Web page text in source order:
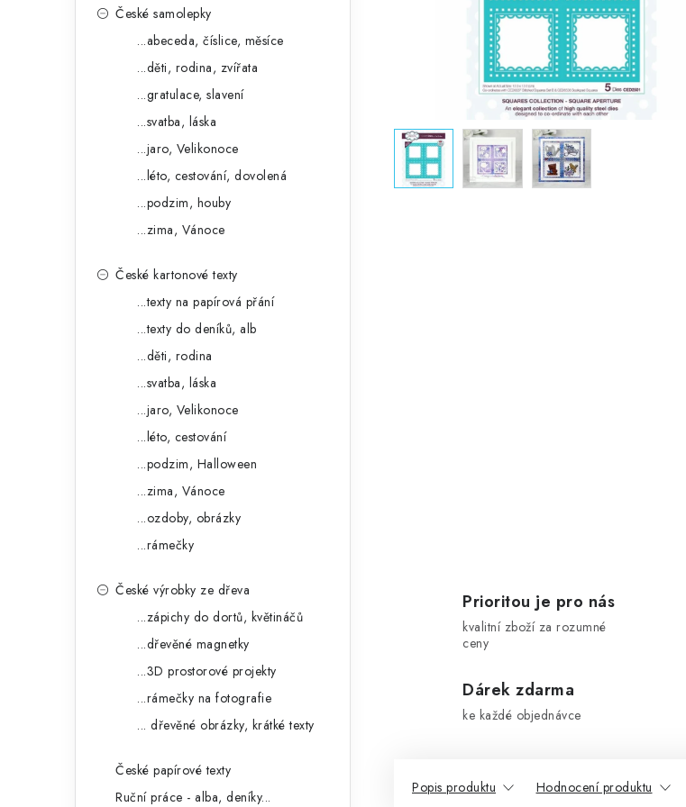
České samolepky
...abeceda, číslice, měsíce
...děti, rodina, zvířata
...gratulace, slavení
...svatba, láska
...jaro, Velikonoce
...léto, cestování, dovolená
...podzim, houby
...zima, Vánoce
České kartonové texty
...texty na papírová přání
...texty do deníků, alb
...děti, rodina
...svatba, láska
...jaro, Velikonoce
...léto, cestování
...podzim, Halloween
...zima, Vánoce
...ozdoby, obrázky
...rámečky
České výrobky ze dřeva
...zápichy do dortů, květináčů
...dřevěné magnetky
...3D prostorové projekty
...rámečky na fotografie
... dřevěné obrázky, krátké texty
České papírové texty
Ruční práce - alba, deníky...
Prioritou je pro nás
kvalitní zboží za rozumné
ceny
Dárek zdarma
ke každé objednávce
Popis produktu Hodnocení produktu